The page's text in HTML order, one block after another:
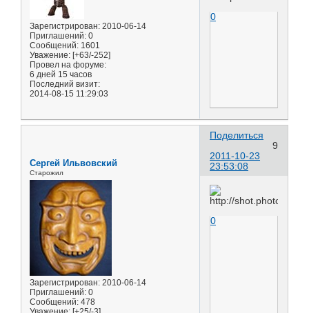
Зарегистрирован: 2010-06-14
Приглашений: 0
Сообщений: 1601
Уважение: [+63/-252]
Провел на форуме:
6 дней 15 часов
Последний визит:
2014-08-15 11:29:03
0
Поделиться
9
2011-10-23
23:53:08
Сергей Ильвовский
Старожил
Зарегистрирован: 2010-06-14
Приглашений: 0
Сообщений: 478
0